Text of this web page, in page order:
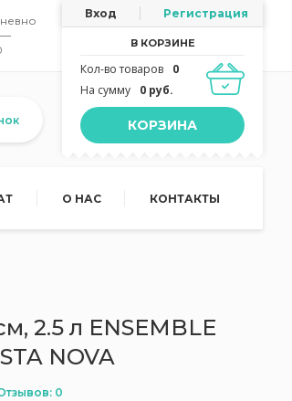
—
Вход Регистрация
В КОРЗИНЕ
Кол-во товаров
0
На сумму
0 руб.
КОРЗИНА
О НАС КОНТАКТЫ
2.5 л ENSEMBLE
NOVA
0